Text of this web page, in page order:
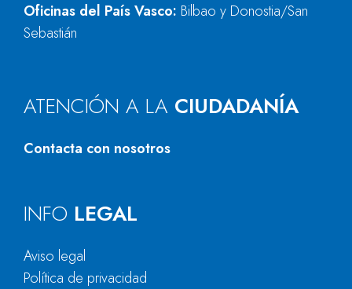
Oficinas del País Vasco: Bilbao y Donostia/San
Sebastián
ATENCIÓN A LA CIUDADANÍA
Contacta con nosotros
INFO LEGAL
Aviso legal
Política de privacidad